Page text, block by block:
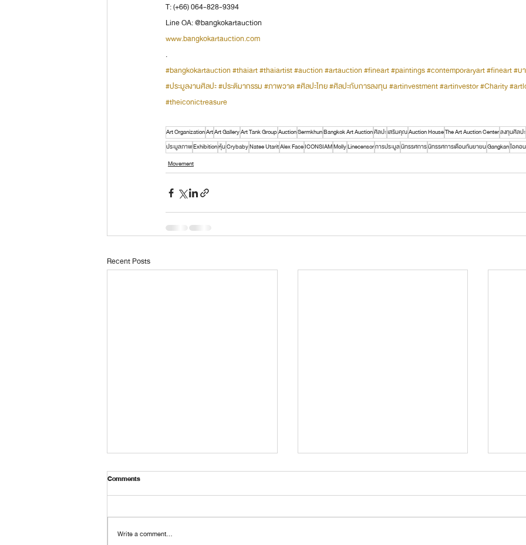
T: (+66) 064-828-9394
Line OA: @bangkokartauction
www.bangkokartauction.com
.
#bangkokartauction#thaiart#thaiartist#auction#artauction#fineart#paintings#contemporaryart#fineart#บ
#ประมูลงานศิลปะ#ประติมากรรม#ภาพวาด#ศิลปะไทย#ศิลปะกับการลงทุน#artinvestment#artinvestor#Charity
#theiconictreasure
Art OrganizationArtArt GalleryArt Tank GroupAuctionSermkhunBangkok Art AuctionศิลปะเสริมคุณAuction HouseThe Art Auction Centerลงทุนศิลปะ
ประมูลภาพExhibitionหุ้นCrybabyNatee UtaritAlex FaceICONSIAMMollyLinecensorการประมูลนิทรรศการนิทรรศการเดือนกันยายนGangkanไอคอ
Movement
Recent Posts
Comments
Write a comment...